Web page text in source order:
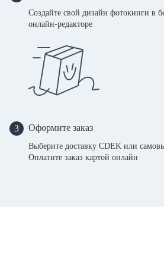
Создайте свой дизайн фотокниги в
онлайн-редакторе
3 Оформите заказ
Выберите доставку CDEK или
Оплатите заказ картой онлайн